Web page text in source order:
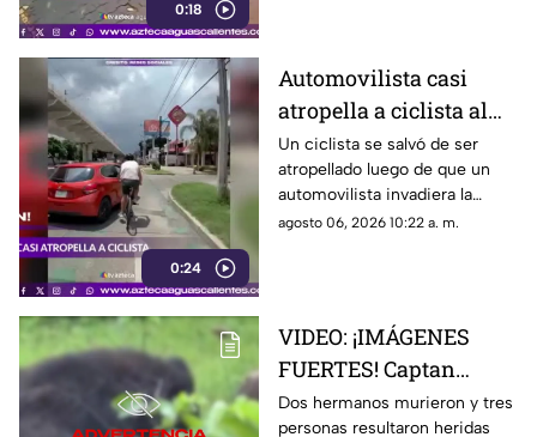
0:18
0:24
Automovilista casi
atropella a ciclista al
invadir el carril de la
ciclovía en Guadalajara
Un ciclista se salvó de ser
atropellado luego de que un
automovilista invadiera la
ciclovía al girar a la derecha sin
agosto 06, 2026 10:22 a. m.
VIDEO: ¡IMÁGENES
FUERTES! Captan
momento en el que dos
Dos hermanos murieron y tres
personas resultaron heridas